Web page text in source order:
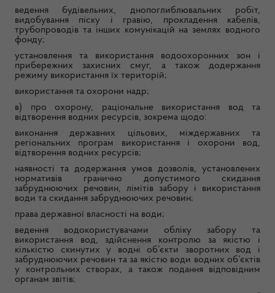
ведення будівельних, днопоглиблювальних робіт,
видобування піску і гравію, прокладення кабелів,
трубопроводів та інших комунікацій на землях водного
фонду;
установлення та використання водоохоронних зон і
прибережних захисних смуг, а також додержання
режиму використання їх територій;
використання та охорони надр;
в) про охорону, раціональне використання вод та
відтворення водних ресурсів, зокрема щодо:
виконання державних цільових, міждержавних та
регіональних програм використання і охорони вод,
відтворення водних ресурсів;
наявності та додержання умов дозволів, установлених
нормативів гранично допустимого скидання
забруднюючих речовин, лімітів забору і використання
води та скидання забруднюючих речовин;
права державної власності на води;
ведення водокористувачами обліку забору та
використання вод, здійснення контролю за якістю і
кількістю скинутих у водні об’єкти зворотних вод і
забруднюючих речовин та за якістю води водних об’єктів
у контрольних створах, а також подання відповідним
органам звітів;